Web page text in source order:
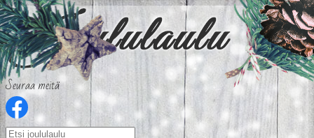
Seuraa meitä